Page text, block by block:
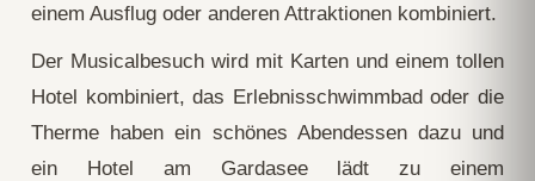
einem Ausflug oder anderen Attraktionen kombiniert.
Der Musicalbesuch wird mit Karten und einem tollen
Hotel kombiniert, das Erlebnisschwimmbad oder die
Therme haben ein schönes Abendessen dazu und
ein Hotel am Gardasee lädt zu einem